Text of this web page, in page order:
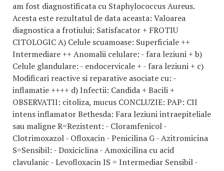
am fost diagnostificata cu Staphylococcus Aureus.
Acesta este rezultatul de data aceasta: Valoarea
diagnostica a frotiului: Satisfacator + FROTIU
CITOLOGIC A) Celule scuamoase: Superficiale ++
Intermediare ++ Anomalii celulare: - fara leziuni + b)
Celule glandulare: - endocervicale + - fara leziuni + c)
Modificari reactive si reparative asociate cu: -
inflamatie ++++ d) Infectii: Candida + Bacili +
OBSERVATII: citoliza, mucus CONCLUZIE: PAP: CII
intens inflamator Bethesda: Fara leziuni intraepiteliale
sau maligne R=Rezistent: - Cloramfenicol -
Clotrimoxazol - Ofloxacin - Penicilina G - Azitromicina
S=Sensibil: - Doxiciclina - Amoxicilina cu acid
clavulanic - Levofloxacin IS = Intermediar Sensibil -